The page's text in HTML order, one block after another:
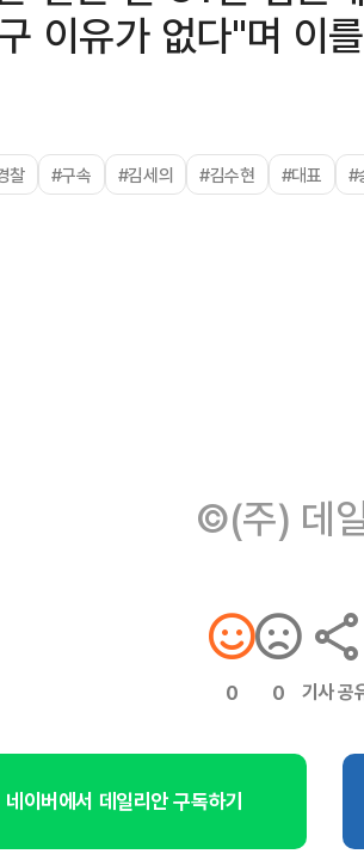
이유가 없다"며 이
찰 #구속 #김세의 #김수현 #대표 #
©(주) 데
0 0 기사 공
네이버에서 데일리안 구독하기